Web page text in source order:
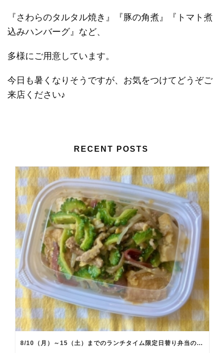
『さわらのタルタル焼き』『豚の角煮』『トマト煮
込みハンバーグ』など、
多様にご用意しています。
今日も暑くなりそうですが、お気をつけてどうぞご
来店ください♪
RECENT POSTS
8/10（月）～15（土）までのランチタイム限定日替り弁当のメインメニュー